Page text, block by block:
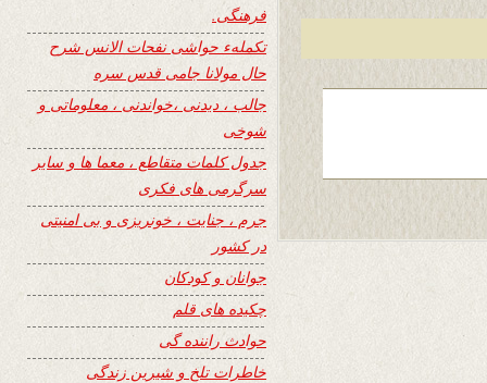
فرهنگی.
تکملهء حواشی نفحات الانس شرح
حال مولانا جامی قدس سره
جالب ، دیدنی ،خواندنی ، معلوماتی و
شوخی
جدول کلمات متقاطع ، معما ها و سایر
سرگرمی های فکری
جرم ، جنایت ، خونریزی و بی امنیتی
در کشور
جوانان و کودکان
چکیده های قلم
حوادث راننده گی
خاطرات تلخ و شیرین زندگی